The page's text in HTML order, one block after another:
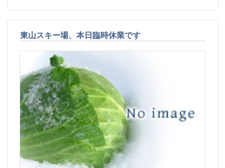
東山スキー場、本日臨時休業です